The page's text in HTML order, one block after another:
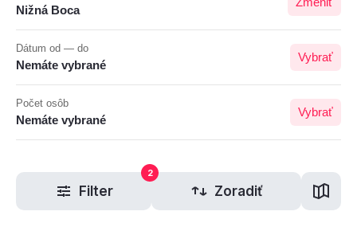
Nižná Boca
Dátum od — do
Nemáte vybrané
Vybrať
Počet osôb
Nemáte vybrané
Vybrať
Filter
2
Zoradiť